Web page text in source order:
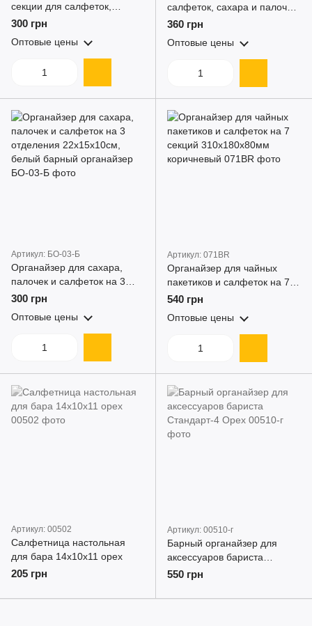
секции для салфеток,
сахара и палочек
300 грн
Оптовые цены
салфеток, сахара и палочек,
органайзер барный на 4
360 грн
Оптовые цены
Артикул: БО-03-Б
Органайзер для сахара,
палочек и салфеток на 3
отделения 22х15х10см,
300 грн
Оптовые цены
Артикул: 071BR
Органайзер для чайных
пакетиков и салфеток на 7
секций 310x180x80мм
540 грн
Оптовые цены
Артикул: 00502
Салфетница настольная
для бара 14x10x11 орех
205 грн
Артикул: 00510-г
Барный органайзер для
аксессуаров бариста
Стандарт-4 Орех
550 грн